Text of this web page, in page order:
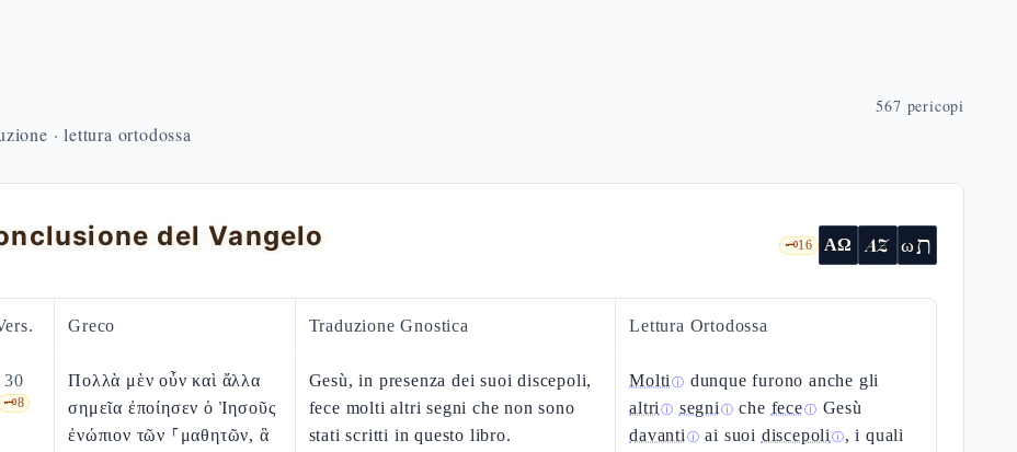
· lettura ortodossa
567 pericopi
del Vangelo 🗝️16 ΑΩ AZ ωת
Greco Traduzione Gnostica Lettura Ortodossa
30
🗝️8
Πολλὰ μὲν οὖν καὶ ἄλλα
σημεῖα ἐποίησεν ὁ Ἰησοῦς
ἐνώπιον τῶν ⸀μαθητῶν, ἃ
Gesù, in presenza dei suoi discepoli,
fece molti altri segni che non sono
stati scritti in questo libro.
Molti ⓘ dunque furono anche gli
altri ⓘ segni ⓘ che feceⓘ Gesù
davanti ⓘ ai suoi discepoli ⓘ, i quali